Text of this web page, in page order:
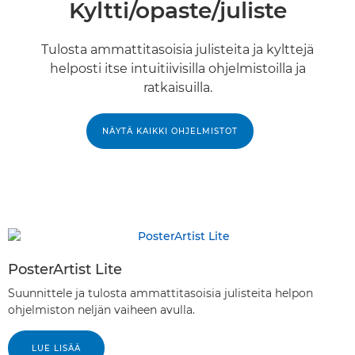
Kyltti/opaste/juliste
Tulosta ammattitasoisia julisteita ja kylttejä
helposti itse intuitiivisilla ohjelmistoilla ja
ratkaisuilla.
NÄYTÄ KAIKKI OHJELMISTOT
PosterArtist Lite
Suunnittele ja tulosta ammattitasoisia julisteita helpon
ohjelmiston neljän vaiheen avulla.
LUE LISÄÄ